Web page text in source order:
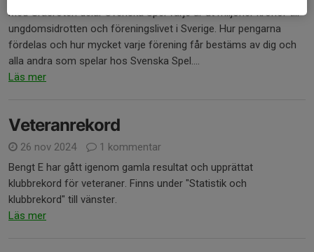
Med Gräsroten delar Svenska Spel varje år ut miljoner kronor till
ungdomsidrotten och föreningslivet i Sverige. Hur pengarna
fördelas och hur mycket varje förening får bestäms av dig och
alla andra som spelar hos Svenska Spel....
Läs mer
Veteranrekord
26 nov 2024
1 kommentar
Bengt E har gått igenom gamla resultat och upprättat
klubbrekord för veteraner. Finns under "Statistik och
klubbrekord" till vänster.
Läs mer